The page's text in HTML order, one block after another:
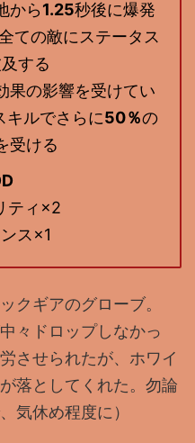
から1.25秒後に爆発
ての敵にステータス
する
果の影響を受けてい
キルでさらに50％の
受ける
ティ×2
ス×1
クギアのグローブ。
々ドロップしなかっ
させられたが、ホワイ
落としてくれた。勿論
気休め程度に）